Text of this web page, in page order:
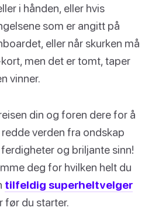
i hånden, eller hvis
som er angitt på
eller når skurken må
men det er tomt, taper
vinner.
din og foren dere for å
verden fra ondskap
og briljante sinn!
deg for hvilken helt du
tilfeldig superheltvelger
før du starter.